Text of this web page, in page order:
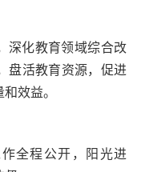
深化教育领域综合改
盘活教育资源，促进
效益。
全程公开，阳光进